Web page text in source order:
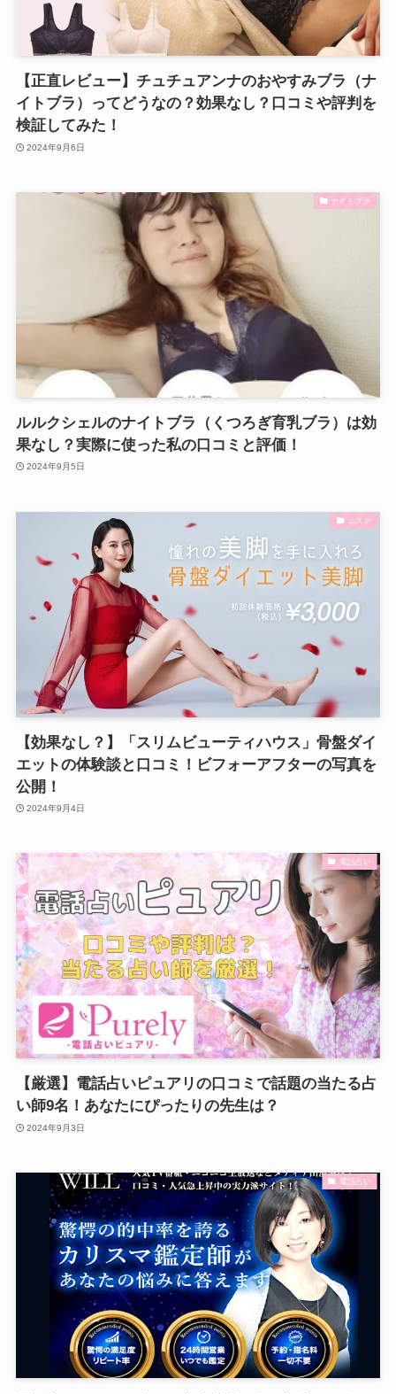
【正直レビュー】チュチュアンナのおやすみブラ（ナ
イトブラ）ってどうなの？効果なし？口コミや評判を
検証してみた！
2024年9月6日
ナイトブラ
ルルクシェルのナイトブラ（くつろぎ育乳ブラ）は効
果なし？実際に使った私の口コミと評価！
2024年9月5日
エステ
【効果なし？】「スリムビューティハウス」骨盤ダイ
エットの体験談と口コミ！ビフォーアフターの写真を
公開！
2024年9月4日
電話占い
【厳選】電話占いピュアリの口コミで話題の当たる占
い師9名！あなたにぴったりの先生は？
2024年9月3日
電話占い